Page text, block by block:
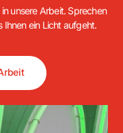
unsere Arbeit. Sprechen
Ihnen ein Licht aufgeht.